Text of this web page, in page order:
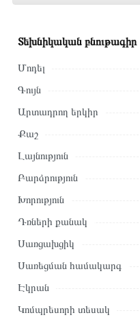
Այս ապրանքը գնելու
զամբյուղին»
կամ սեղմեք
Կարող եք նաև պատվիրել՝
կոնտակտային համարներին։
Տեխնիկական բնութագիր
Մոդել
Գույն
Արտադրող երկիր
Քաշ
Լայնություն
Բարձրություն
Խորություն
Դռների քանակ
Սառցախցիկ
Սառեցման համակարգ
Էկրան
Կոմպրեսորի տեսակ